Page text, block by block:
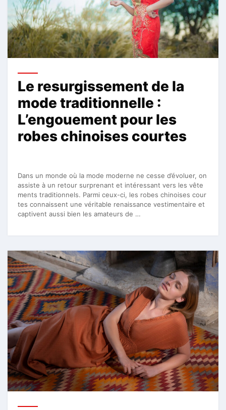
Le resurgissement de la
mode traditionnelle :
L’engouement pour les
robes chinoises courtes
Dans un monde où la mode moderne ne cesse d’évoluer, on
assiste à un retour surprenant et intéressant vers les vête
ments traditionnels. Parmi ceux-ci, les robes chinoises cour
tes connaissent une véritable renaissance vestimentaire et
captivent aussi bien les amateurs de …